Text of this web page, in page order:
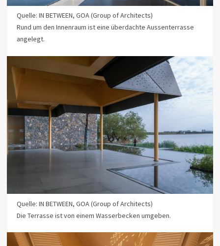
Quelle: IN BETWEEN, GOA (Group of Architects)
Rund um den Innenraum ist eine überdachte Aussenterrasse
angelegt.
Quelle: IN BETWEEN, GOA (Group of Architects)
Die Terrasse ist von einem Wasserbecken umgeben.